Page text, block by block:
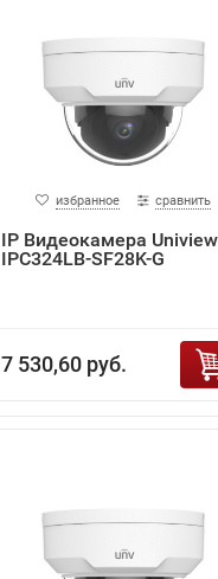
избранное сравнить
IP Видеокамера Uniview
IPC324LB-SF28K-G
7 530,60 руб.